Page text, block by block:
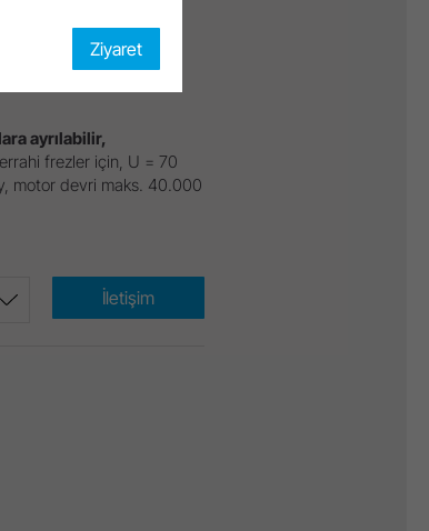
ISO 3964 (DIN 13940)
ayrılabilir,
frezler için, U = 70
motor devri maks. 40.000
İletişim
Ziyaret